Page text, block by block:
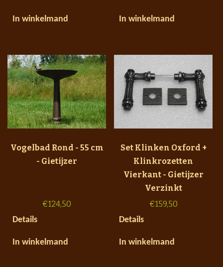
In winkelmand In winkelmand
Vogelbad Rond - 55 cm
- Gietijzer
€124,50
Details
In winkelmand
Set Klinken Oxford +
Klinkrozetten
Vierkant - Gietijzer
Verzinkt
€159,50
Details
In winkelmand